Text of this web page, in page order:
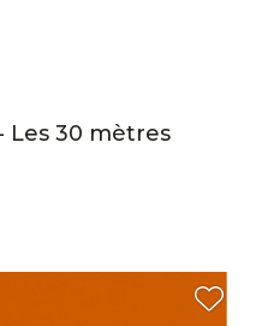
Les 30 mètres